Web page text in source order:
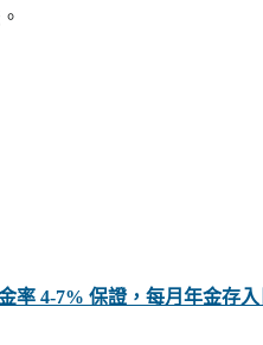
率 4-7% 保證，每月年金存